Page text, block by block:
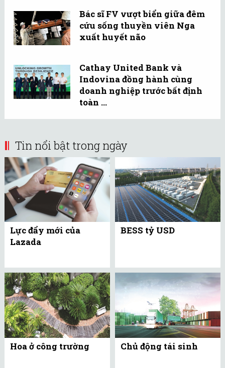
Bác sĩ FV vượt biển giữa đêm
cứu sống thuyền viên Nga
xuất huyết não
Cathay United Bank và
Indovina đồng hành cùng
doanh nghiệp trước bất định
toàn ...
Tin nổi bật trong ngày
Lực đẩy mới của
Lazada
BESS tỷ USD
Hoa ở công trường Chủ động tái sinh